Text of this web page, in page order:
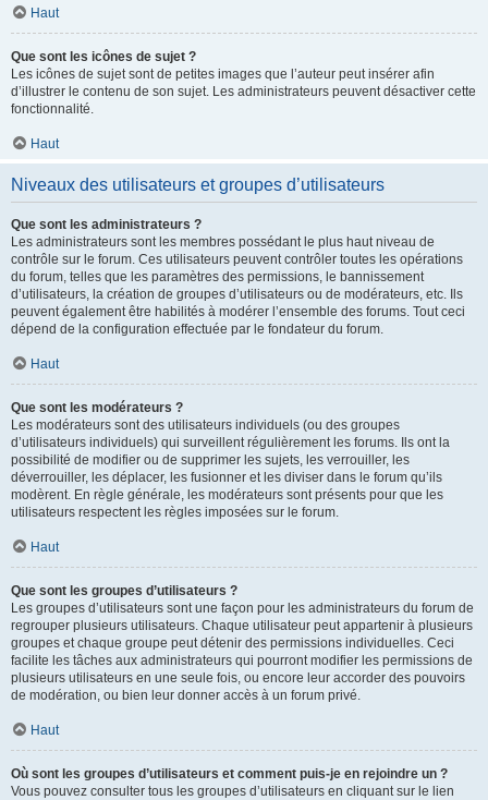
Haut
Que sont les icônes de sujet ?
Les icônes de sujet sont de petites images que l’auteur peut insérer afin
d’illustrer le contenu de son sujet. Les administrateurs peuvent désactiver cette
fonctionnalité.
Haut
Niveaux des utilisateurs et groupes d’utilisateurs
Que sont les administrateurs ?
Les administrateurs sont les membres possédant le plus haut niveau de
contrôle sur le forum. Ces utilisateurs peuvent contrôler toutes les opérations
du forum, telles que les paramètres des permissions, le bannissement
d’utilisateurs, la création de groupes d’utilisateurs ou de modérateurs, etc. Ils
peuvent également être habilités à modérer l’ensemble des forums. Tout ceci
dépend de la configuration effectuée par le fondateur du forum.
Haut
Que sont les modérateurs ?
Les modérateurs sont des utilisateurs individuels (ou des groupes
d’utilisateurs individuels) qui surveillent régulièrement les forums. Ils ont la
possibilité de modifier ou de supprimer les sujets, les verrouiller, les
déverrouiller, les déplacer, les fusionner et les diviser dans le forum qu’ils
modèrent. En règle générale, les modérateurs sont présents pour que les
utilisateurs respectent les règles imposées sur le forum.
Haut
Que sont les groupes d’utilisateurs ?
Les groupes d’utilisateurs sont une façon pour les administrateurs du forum de
regrouper plusieurs utilisateurs. Chaque utilisateur peut appartenir à plusieurs
groupes et chaque groupe peut détenir des permissions individuelles. Ceci
facilite les tâches aux administrateurs qui pourront modifier les permissions de
plusieurs utilisateurs en une seule fois, ou encore leur accorder des pouvoirs
de modération, ou bien leur donner accès à un forum privé.
Haut
Où sont les groupes d’utilisateurs et comment puis-je en rejoindre un ?
Vous pouvez consulter tous les groupes d’utilisateurs en cliquant sur le lien